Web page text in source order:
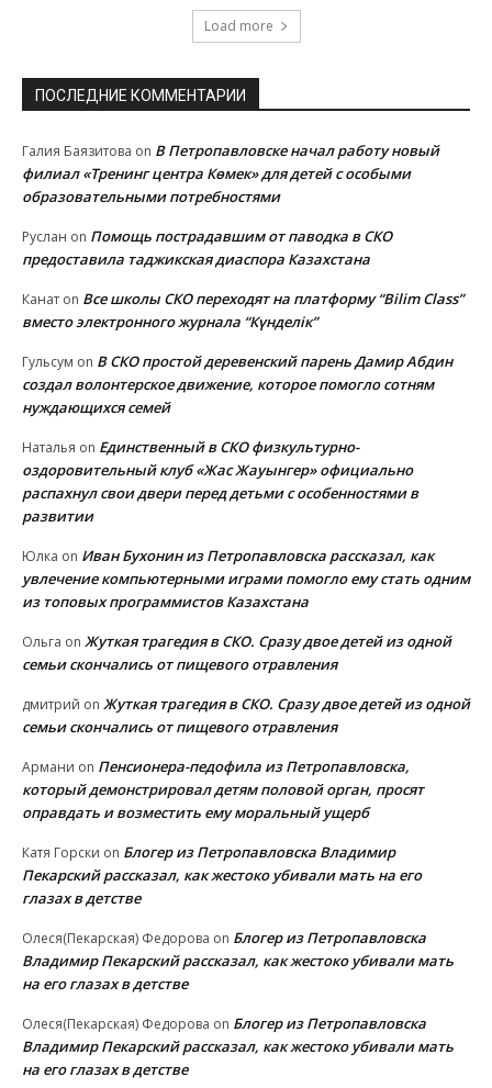
Load more
ПОСЛЕДНИЕ КОММЕНТАРИИ
Галия Баязитова on В Петропавловске начал работу новый
филиал «Тренинг центра Көмек» для детей с особыми
образовательными потребностями
Руслан on Помощь пострадавшим от паводка в СКО
предоставила таджикская диаспора Казахстана
Канат on Все школы СКО переходят на платформу “Bilim Class”
вместо электронного журнала “Күнделік”
Гульсум on В СКО простой деревенский парень Дамир Абдин
создал волонтерское движение, которое помогло сотням
нуждающихся семей
Наталья on Единственный в СКО физкультурно-
оздоровительный клуб «Жас Жауынгер» официально
распахнул свои двери перед детьми с особенностями в
развитии
Юлка on Иван Бухонин из Петропавловска рассказал, как
увлечение компьютерными играми помогло ему стать одним
из топовых программистов Казахстана
Ольга on Жуткая трагедия в СКО. Сразу двое детей из одной
семьи скончались от пищевого отравления
дмитрий on Жуткая трагедия в СКО. Сразу двое детей из одной
семьи скончались от пищевого отравления
Армани on Пенсионера-педофила из Петропавловска,
который демонстрировал детям половой орган, просят
оправдать и возместить ему моральный ущерб
Катя Горски on Блогер из Петропавловска Владимир
Пекарский рассказал, как жестоко убивали мать на его
глазах в детстве
Олеся(Пекарская) Федорова on Блогер из Петропавловска
Владимир Пекарский рассказал, как жестоко убивали мать
на его глазах в детстве
Олеся(Пекарская) Федорова on Блогер из Петропавловска
Владимир Пекарский рассказал, как жестоко убивали мать
на его глазах в детстве